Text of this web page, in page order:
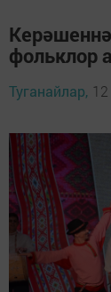
фольклор
Туганайлар,